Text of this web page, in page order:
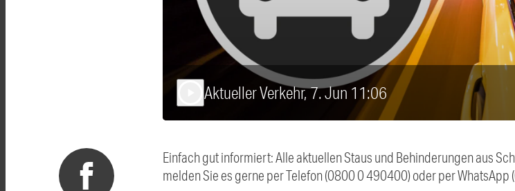
Aktueller Verkehr, 7. Jun 11:06
Einfach gut informiert: Alle aktuellen Staus und Behinderungen aus
melden Sie es gerne per Telefon (0800 0 490400) oder per WhatsApp